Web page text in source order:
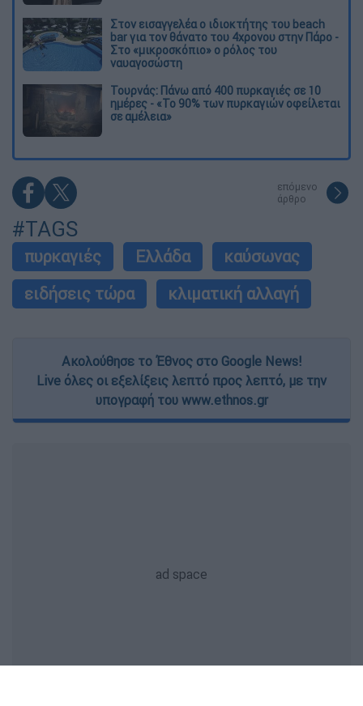
Στον εισαγγελέα ο ιδιοκτήτης του beach
bar για τον θάνατο του 4χρονου στην Πάρο -
Στο «μικροσκόπιο» ο ρόλος του
ναυαγοσώστη
Τουρνάς: Πάνω από 400 πυρκαγιές σε 10
ημέρες - «Το 90% των πυρκαγιών οφείλεται
σε αμέλεια»
επόμενο
άρθρο
#TAGS
πυρκαγιές Ελλάδα
καύσωνας
ειδήσεις τώρα
κλιματική αλλαγή
Ακολούθησε το Έθνος στο Google News!
Live όλες οι εξελίξεις λεπτό προς λεπτό, με την
υπογραφή του www.ethnos.gr